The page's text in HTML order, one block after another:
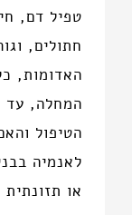
טפיל דם,
חתולים,
האדומות,
המחלה, עד
הטיפול
לאנמיה
או